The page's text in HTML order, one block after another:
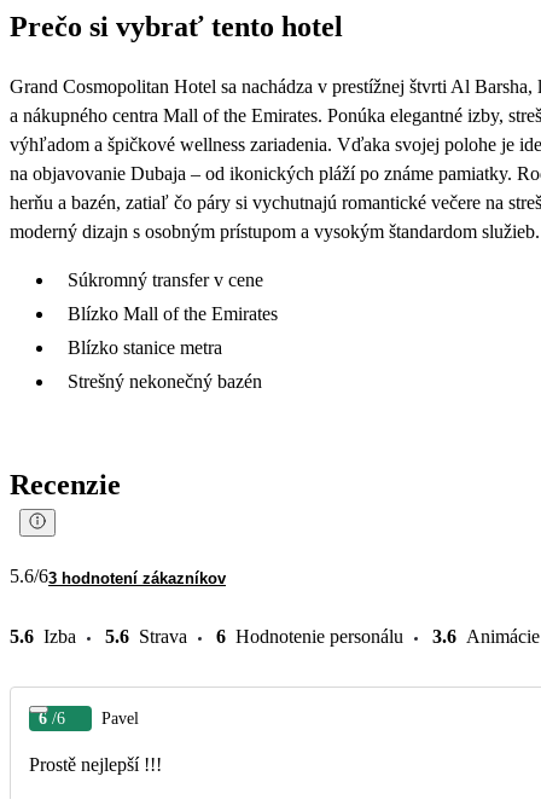
Prečo si vybrať tento hotel
Grand Cosmopolitan Hotel sa nachádza v prestížnej štvrti Al Barsha,
a nákupného centra Mall of the Emirates. Ponúka elegantné izby,
výhľadom a špičkové wellness zariadenia. Vďaka svojej polohe je
na objavovanie Dubaja – od ikonických pláží po známe pamiatky.
herňu a bazén, zatiaľ čo páry si vychutnajú romantické večere na
moderný dizajn s osobným prístupom a vysokým štandardom služieb.
Súkromný transfer v cene
Blízko Mall of the Emirates
Blízko stanice metra
Strešný nekonečný bazén
Recenzie
5.6/63 hodnotení zákazníkov
5.6 Izba 5.6 Strava 6 Hodnotenie personálu 3.6 Animácie
6 /6 Pavel
Prostě nejlepší !!!